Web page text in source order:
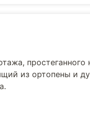
из ортопены и